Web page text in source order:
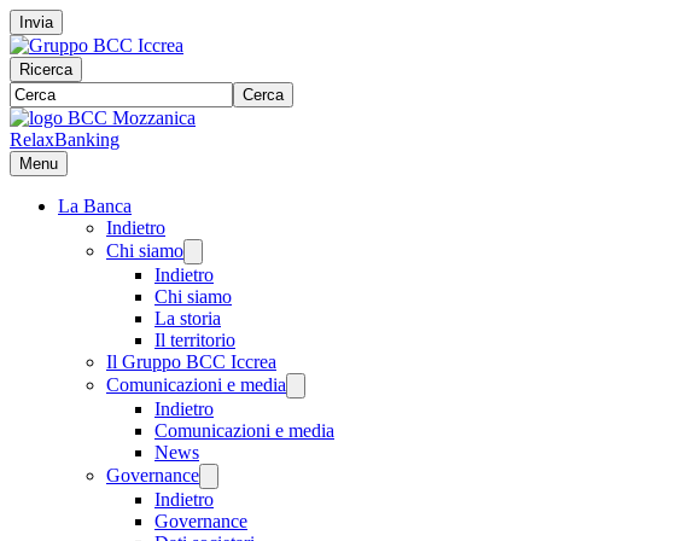
Invia
Ricerca
Cerca
RelaxBanking
Menu
La Banca
Indietro
Chi siamo
Indietro
Chi siamo
La storia
Il territorio
Il Gruppo BCC Iccrea
Comunicazioni e media
Indietro
Comunicazioni e media
News
Governance
Indietro
Governance